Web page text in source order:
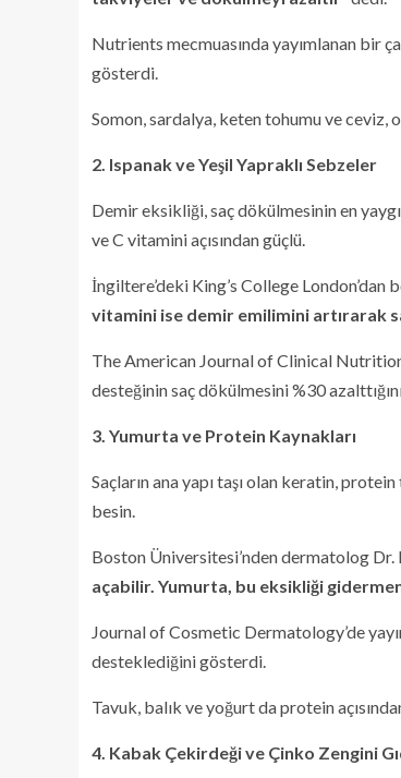
Nutrients mecmuasında yayımlanan bir
gösterdi.
Somon, sardalya, keten tohumu ve ceviz,
2. Ispanak ve Yeşil Yapraklı Sebzeler
Demir eksikliği, saç dökülmesinin en
ve C vitamini açısından güçlü.
İngiltere’deki King’s College London’dan
vitamini ise demir emilimini artırarak
The American Journal of Clinical
desteğinin saç dökülmesini %30
3. Yumurta ve Protein Kaynakları
Saçların ana yapı taşı olan keratin,
besin.
Boston Üniversitesi’nden dermatolog Dr.
açabilir. Yumurta, bu eksikliği
Journal of Cosmetic Dermatology’de
desteklediğini gösterdi.
Tavuk, balık ve yoğurt da protein
4. Kabak Çekirdeği ve Çinko Zengini